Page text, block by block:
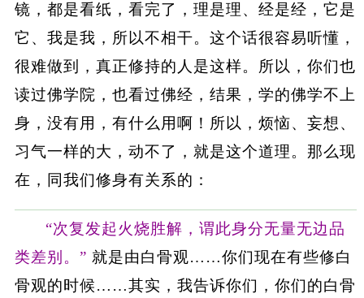
镜，都是看纸，看完了，理是理、经是经，它是
它、我是我，所以不相干。这个话很容易听懂，
很难做到，真正修持的人是这样。所以，你们也
读过佛学院，也看过佛经，结果，学的佛学不上
身，没有用，有什么用啊！所以，烦恼、妄想、
习气一样的大，动不了，就是这个道理。那么现
在，同我们修身有关系的：
“次复发起火烧胜解，谓此身分无量无边品
类差别。” 就是由白骨观……你们现在有些修白
骨观的时候……其实，我告诉你们，你们的白骨